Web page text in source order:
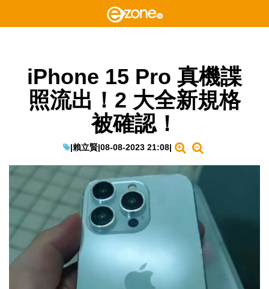
iPhone 15 Pro 真機諜
照流出！2 大全新規格
被確認！
|賴立賢|08-08-2023 21:08|